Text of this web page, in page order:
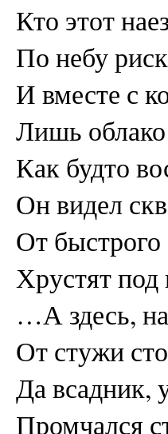
Кто этот
По небу
И вместе с
Лишь
Как будто
Он видел
От быстрого
Хрустят
…А здесь,
От стужи
Да всадник,
Промчался